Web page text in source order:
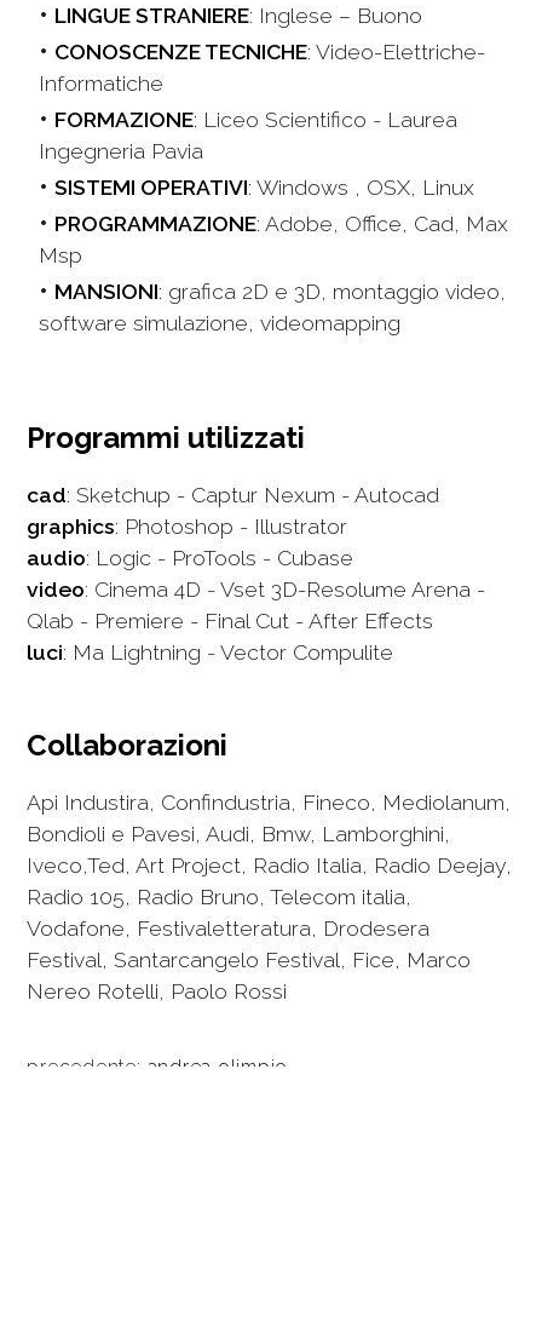
LINGUE STRANIERE: Inglese – Buono
CONOSCENZE TECNICHE: Video-Elettriche-
Informatiche
FORMAZIONE: Liceo Scientifico - Laurea
Ingegneria Pavia
SISTEMI OPERATIVI: Windows , OSX, Linux
PROGRAMMAZIONE: Adobe, Office, Cad, Max
Msp
MANSIONI: grafica 2D e 3D, montaggio video,
software simulazione, videomapping
Programmi utilizzati
cad: Sketchup - Captur Nexum - Autocad
graphics: Photoshop - Illustrator
audio: Logic - ProTools - Cubase
video: Cinema 4D - Vset 3D-Resolume Arena -
Qlab - Premiere - Final Cut - After Effects
luci: Ma Lightning - Vector Compulite
Collaborazioni
Api Industira, Confindustria, Fineco, Mediolanum,
Bondioli e Pavesi, Audi, Bmw, Lamborghini,
Iveco,Ted, Art Project, Radio Italia, Radio Deejay,
Radio 105, Radio Bruno, Telecom italia,
Vodafone, Festivaletteratura, Drodesera
Festival, Santarcangelo Festival, Fice, Marco
Nereo Rotelli, Paolo Rossi
precedente: andrea olimpio